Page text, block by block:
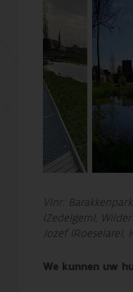
Vlnr:
(Zedelgem),
Jozef
We kunnen uw